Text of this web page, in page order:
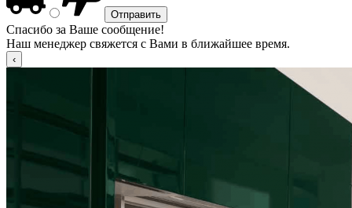
Спасибо за Ваше сообщение!
Наш менеджер свяжется с Вами в ближайшее время.